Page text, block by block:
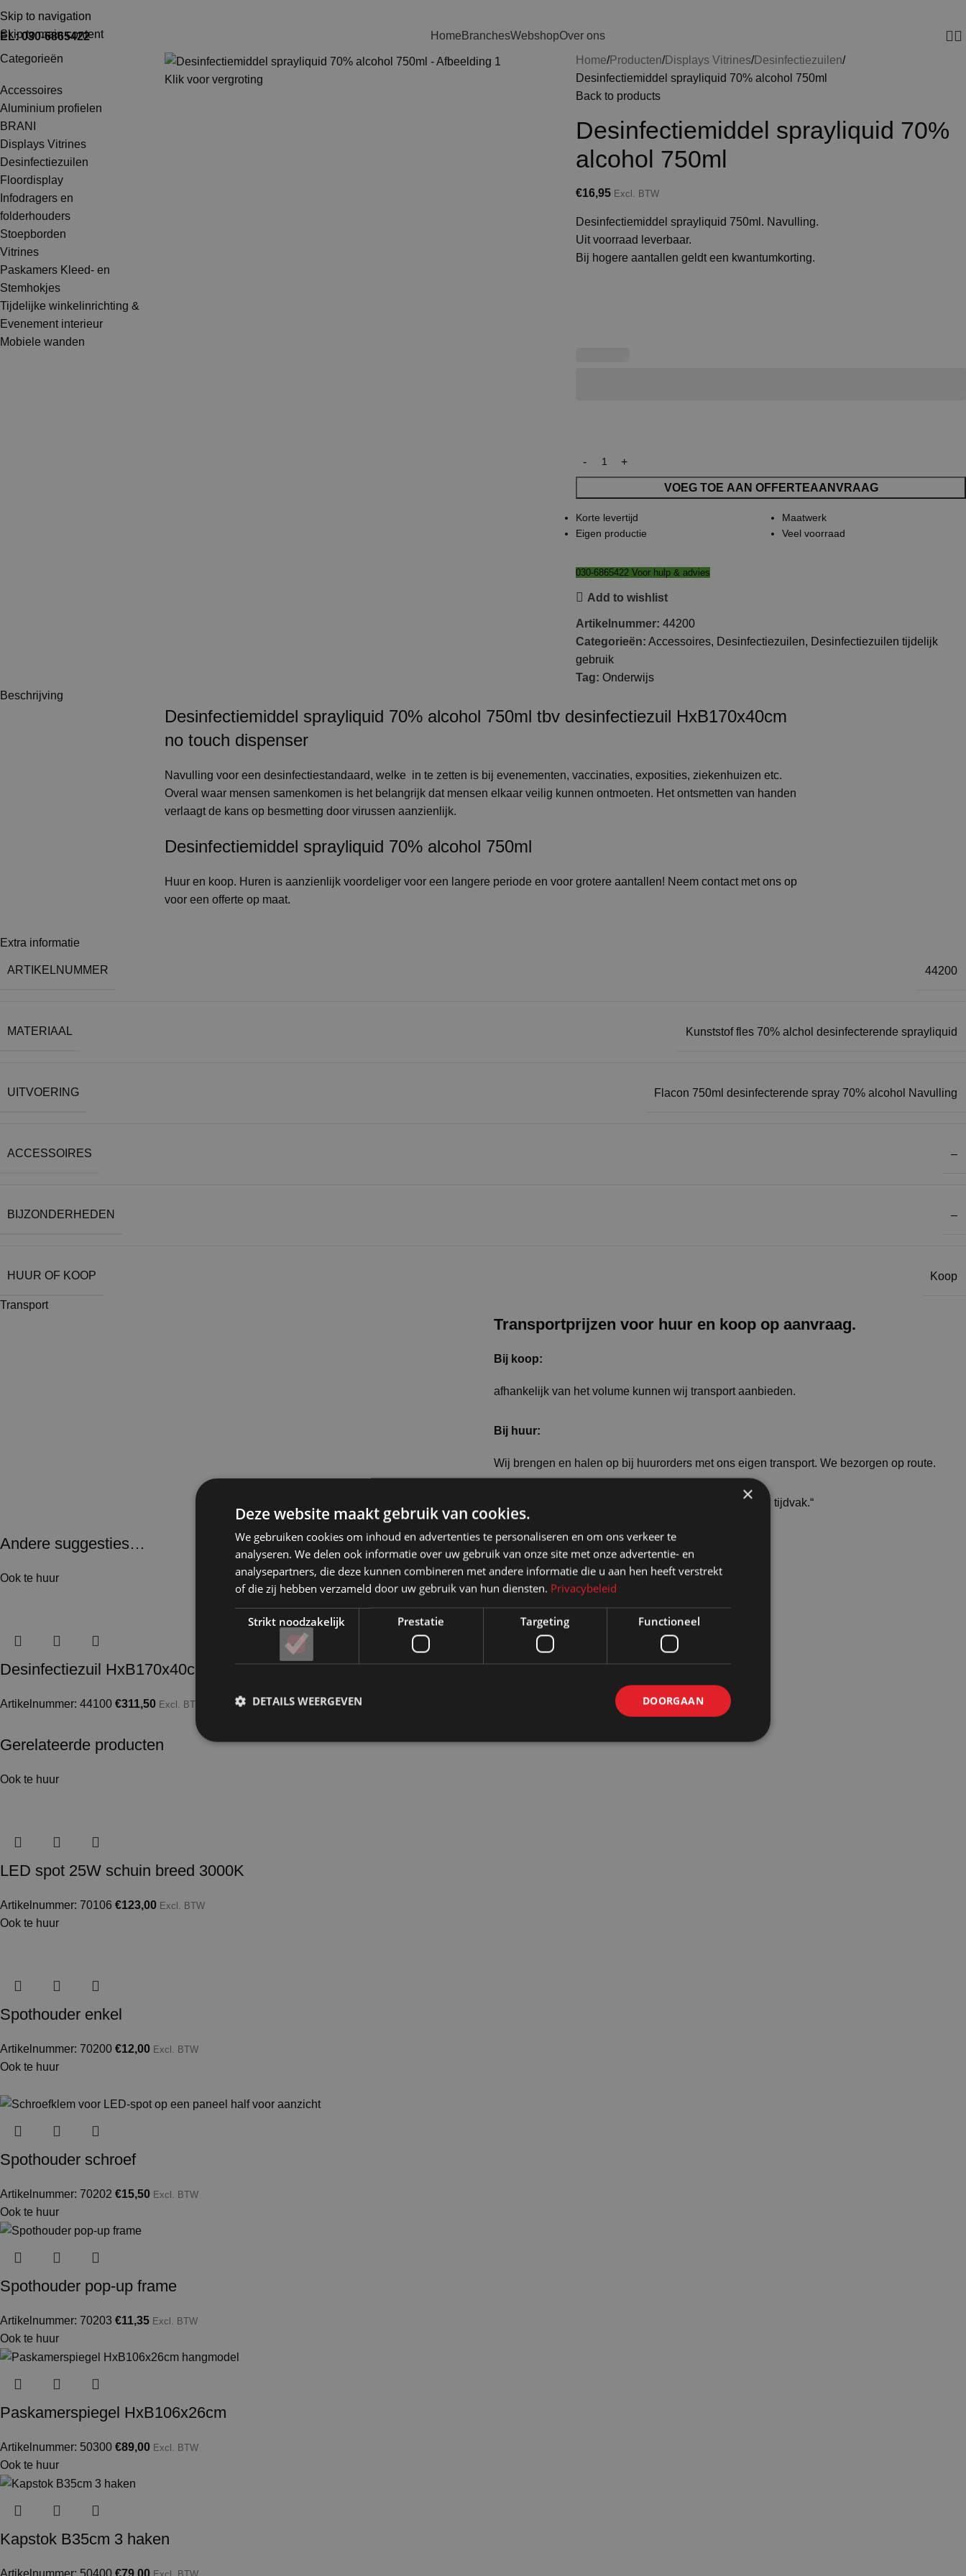
Skip to navigation
Skip to main content
TEL: 030-6865422
030-6865422 Home BranchesWebshopOver ons
Categorieën
Accessoires
Aluminium profielen
BRANI
Displays Vitrines
Desinfectiezuilen
Floordisplay
Infodragers en
folderhouders
Stoepborden
Vitrines
Paskamers Kleed- en
Stemhokjes
Tijdelijke winkelinrichting &
Evenement interieur
Mobiele wanden
Klik voor vergroting
Home Producten Displays Vitrines Desinfectiezuilen
Desinfectiemiddel sprayliquid 70% alcohol 750ml
Back to products
Desinfectiemiddel sprayliquid 70%
alcohol 750ml
€16,95 Excl. BTW
Desinfectiemiddel sprayliquid 750ml. Navulling.
Uit voorraad leverbaar.
Bij hogere aantallen geldt een kwantumkorting.
VOEG TOE AAN OFFERTEAANVRAAG
Korte levertijd
Eigen productie
Maatwerk
Veel voorraad
030-6865422 Voor hulp & advies
Add to wishlist
Artikelnummer:44200
Categorieën: Accessoires, Desinfectiezuilen, Desinfectiezuilen tijdelijk
gebruik
Tag: Onderwijs
Beschrijving
Desinfectiemiddel sprayliquid 70% alcohol 750ml tbv desinfectiezuil HxB170x40cm
no touch dispenser
Navulling voor een desinfectiestandaard, welke in te zetten is bij evenementen, vaccinaties, exposities, ziekenhuizen etc.
Overal waar mensen samenkomen is het belangrijk dat mensen elkaar veilig kunnen ontmoeten. Het ontsmetten van handen
verlaagt de kans op besmetting door virussen aanzienlijk.
Desinfectiemiddel sprayliquid 70% alcohol 750ml
Huur en koop. Huren is aanzienlijk voordeliger voor een langere periode en voor grotere aantallen! Neem contact met ons op
voor een offerte op maat.
Extra informatie
ARTIKELNUMMER 44200
MATERIAAL Kunststof fles 70% alchol desinfecterende sprayliquid
UITVOERING Flacon 750ml desinfecterende spray 70% alcohol Navulling
ACCESSOIRES –
BIJZONDERHEDEN –
HUUR OF KOOP Koop
Transport
Transportprijzen voor huur en koop op aanvraag.
Bij koop:
afhankelijk van het volume kunnen wij transport aanbieden.
Bij huur:
Wij brengen en halen op bij huurorders met ons eigen transport. We bezorgen op route.
Er geldt een meerprijs bij het op wens bezorgen in een tijdvak.“
Andere suggesties…
Ook te huur
Desinfectiezuil HxB170x40cm no touch dispenser
Artikelnummer: 44100 €311,50 Excl. BTW
Gerelateerde producten
Ook te huur
LED spot 25W schuin breed 3000K
Artikelnummer: 70106 €123,00 Excl. BTW
Ook te huur
Spothouder enkel
Artikelnummer: 70200 €12,00 Excl. BTW
Ook te huur
Spothouder schroef
Artikelnummer: 70202 €15,50 Excl. BTW
Ook te huur
Spothouder pop-up frame
Artikelnummer: 70203 €11,35 Excl. BTW
Ook te huur
Paskamerspiegel HxB106x26cm
Artikelnummer: 50300 €89,00 Excl. BTW
Ook te huur
Kapstok B35cm 3 haken
×
Deze website maakt gebruik van cookies.
We gebruiken cookies om inhoud en advertenties te personaliseren en om ons verkeer te
analyseren. We delen ook informatie over uw gebruik van onze site met onze advertentie- en
analysepartners, die deze kunnen combineren met andere informatie die u aan hen heeft verstrekt
of die zij hebben verzameld door uw gebruik van hun diensten. Privacybeleid
Strikt noodzakelijk Prestatie Targeting Functioneel
DOORGAAN
DETAILS WEERGEVEN